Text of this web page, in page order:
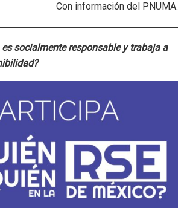
Con información del PNUMA.
socialmente responsable y trabaja a